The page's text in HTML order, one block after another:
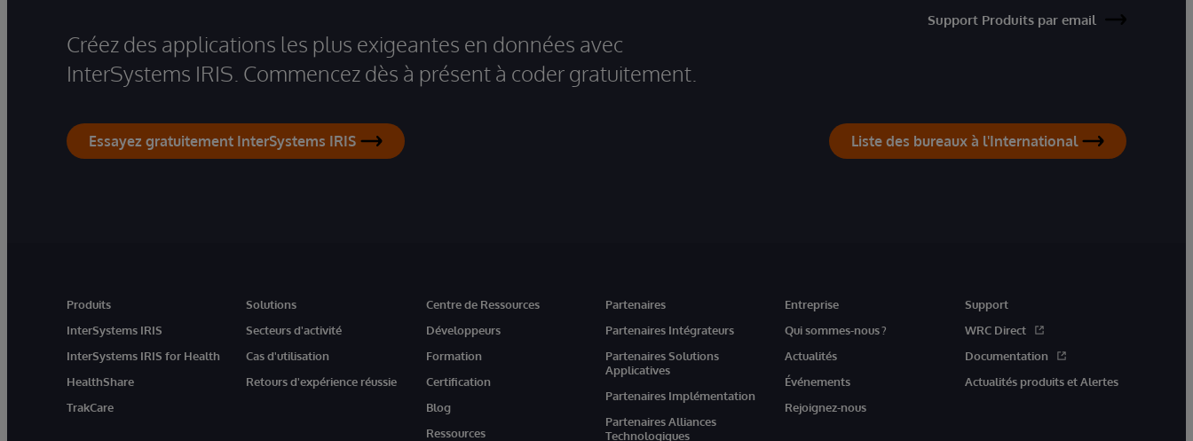
Créez des applications les plus exigeantes en données avec
InterSystems IRIS. Commencez dès à présent à coder gratuitement.
Essayez gratuitement InterSystems IRIS
Support Produits par email
Liste des bureaux à l'International
Produits
InterSystems IRIS
InterSystems IRIS for Health
HealthShare
TrakCare
Solutions
Secteurs d'activité
Cas d'utilisation
Retours d'expérience réussie
Centre de Ressources
Développeurs
Formation
Certification
Blog
Ressources
Partenaires
Partenaires Intégrateurs
Partenaires Solutions
Applicatives
Partenaires Implémentation
Partenaires Alliances
Technologiques
Entreprise
Qui sommes-nous ?
Actualités
Événements
Rejoignez-nous
Support
WRC Direct
Documentation
Actualités produits et Alertes